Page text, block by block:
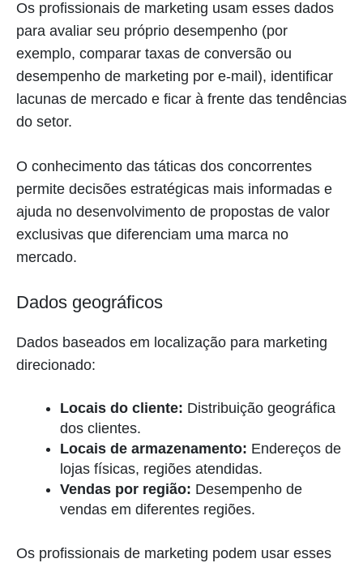
Os profissionais de marketing usam esses dados
para avaliar seu próprio desempenho (por
exemplo, comparar taxas de conversão ou
desempenho de marketing por e-mail), identificar
lacunas de mercado e ficar à frente das tendências
do setor.
O conhecimento das táticas dos concorrentes
permite decisões estratégicas mais informadas e
ajuda no desenvolvimento de propostas de valor
exclusivas que diferenciam uma marca no
mercado.
Dados geográficos
Dados baseados em localização para marketing
direcionado:
Locais do cliente: Distribuição geográfica
dos clientes.
Locais de armazenamento: Endereços de
lojas físicas, regiões atendidas.
Vendas por região: Desempenho de
vendas em diferentes regiões.
Os profissionais de marketing podem usar esses